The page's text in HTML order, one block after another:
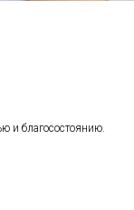
и благосостоянию.